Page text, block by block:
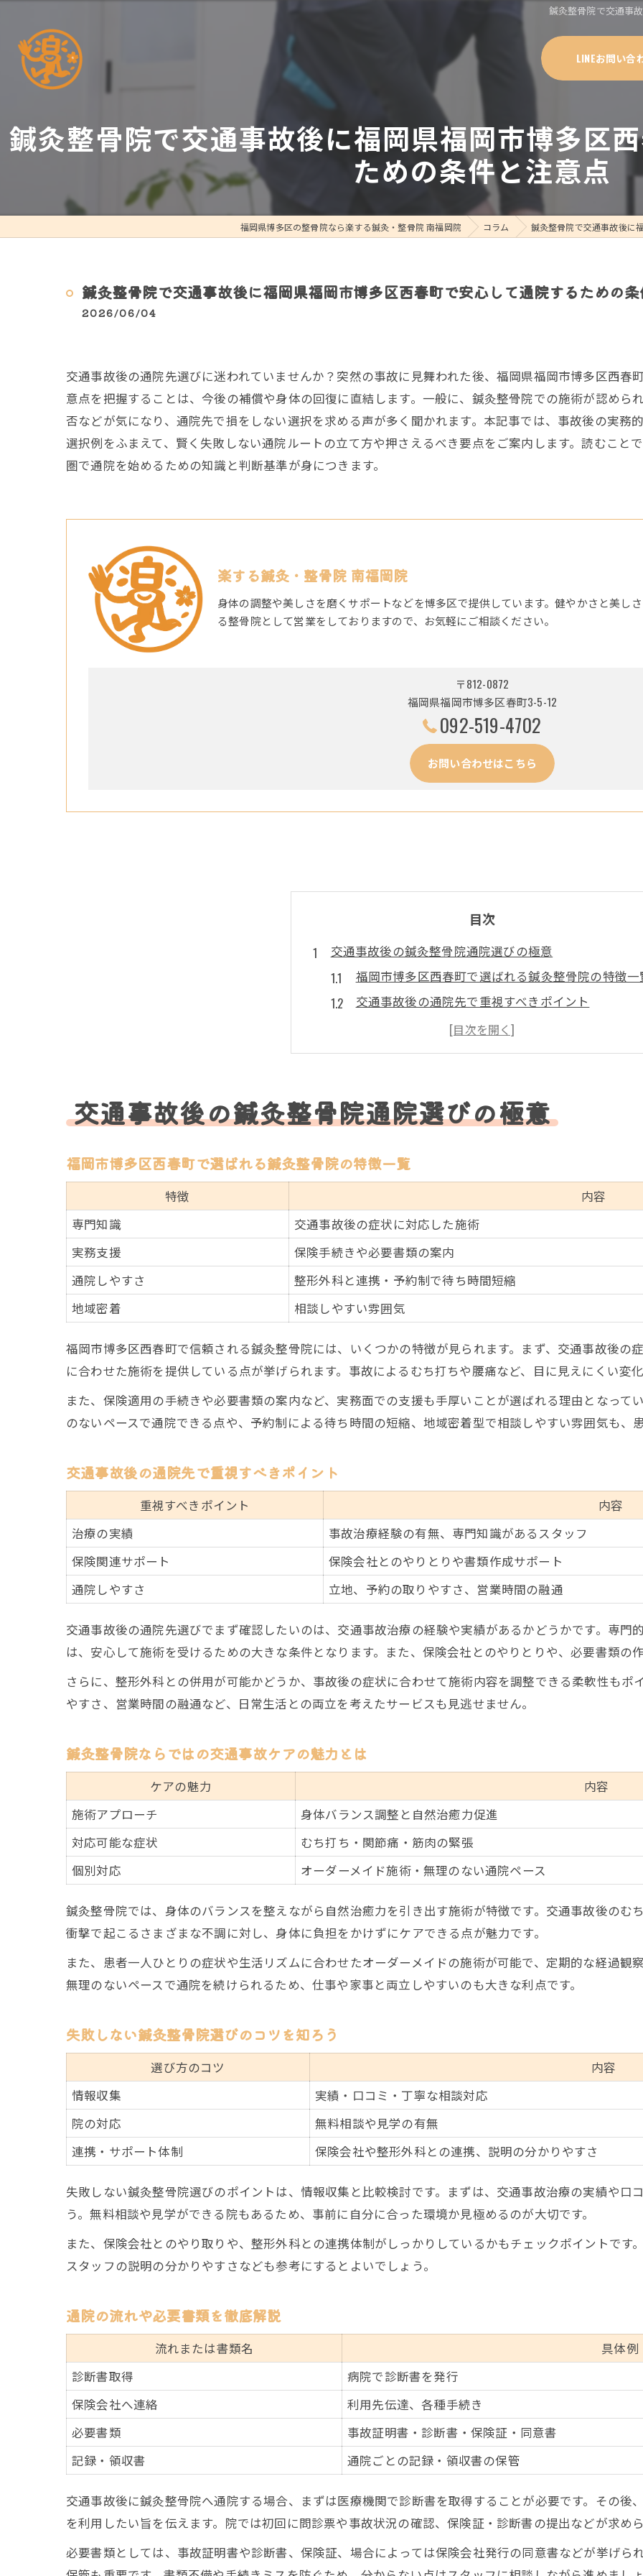
鍼灸整骨院で交通事
LINEお問い合
鍼灸整骨院で交通事故後に福岡県福岡市博多区
ための条件と注意点
福岡県博多区の整骨院なら楽する鍼灸・整骨院 南福岡院 コラム 鍼灸整骨院で交通事故後に
鍼灸整骨院で交通事故後に福岡県福岡市博多区西春町で安心して通院するための
2026/06/04
交通事故後の通院先選びに迷われていませんか？突然の事故に見舞われた後、福岡県福岡市博多区西春
意点を把握することは、今後の補償や身体の回復に直結します。一般に、鍼灸整骨院での施術が認めら
否などが気になり、通院先で損をしない選択を求める声が多く聞かれます。本記事では、事故後の実務
選択例をふまえて、賢く失敗しない通院ルートの立て方や押さえるべき要点をご案内します。読むこと
圏で通院を始めるための知識と判断基準が身につきます。
楽する鍼灸・整骨院 南福岡院
身体の調整や美しさを磨くサポートなどを博多区で提供しています。健やかさと美し
る整骨院として営業をしておりますので、お気軽にご相談ください。
〒812-0872
福岡県福岡市博多区春町3-5-12
092-519-4702
お問い合わせはこちら
目次
交通事故後の鍼灸整骨院通院選びの極意
福岡市博多区西春町で選ばれる鍼灸整骨院の特徴一
交通事故後の通院先で重視すべきポイント
鍼灸整骨院ならではの交通事故ケアの魅力とは
失敗しない鍼灸整骨院選びのコツを知ろう
西春町で安心できる交通事故ケアの要点
西春町エリアで受けられる鍼灸整骨院の施術比較
安心して通える交通事故ケアの条件とは
交通事故直後の体調変化に注意すべき理由
家族も納得できるケア選びのポイント
鍼灸整骨院のみの通院がNGとなる場合とは
鍼灸整骨院だけ通院がNGになるケース一覧
なぜ医師の診断が必要とされるのか
保険会社が認めない通院パターンに注意
整形外科との併用が求められる理由を解説
通院回数が多すぎる場合のリスクとは
整形外科と併用する通院ルートの賢い選択法
鍼灸整骨院と整形外科の通院ルート比較表
保険適用を最大限活かす方法
補償を損なわないための通院時注意ポイント
補償を確実に受けるための鍼灸整骨院利用法
通院頻度と慰謝料の関係を表で整理
保険会社対応で失敗しないコツ
通いすぎによる補償減額リスクに注意
記録に残すべき通院内容をチェック
西春町で押さえたい事故後の治療判断基準
症状や事故状況別の最適な治療法
家族の送迎にも配慮した治療選び
事故後に押さえたい地域の安全情報
交通事故後の鍼灸整骨院通院選びの極意
福岡市博多区西春町で選ばれる鍼灸整骨院の特徴一覧
特徴
内容
専門知識
交通事故後の症状に対応した施術
実務支援
保険手続きや必要書類の案内
通院しやすさ
整形外科と連携・予約制で待ち時間短縮
地域密着
相談しやすい雰囲気
福岡市博多区西春町で信頼される鍼灸整骨院には、いくつかの特徴が見られます。まず、交通事故後の
に合わせた施術を提供している点が挙げられます。事故によるむち打ちや腰痛など、目に見えにくい変
また、保険適用の手続きや必要書類の案内など、実務面での支援も手厚いことが選ばれる理由となって
のないペースで通院できる点や、予約制による待ち時間の短縮、地域密着型で相談しやすい雰囲気も、
交通事故後の通院先で重視すべきポイント
重視すべきポイント
内容
治療の実績
事故治療経験の有無、専門知識があるスタッフ
保険関連サポート
保険会社とのやりとりや書類作成サポート
通院しやすさ
立地、予約の取りやすさ、営業時間の融通
交通事故後の通院先選びでまず確認したいのは、交通事故治療の経験や実績があるかどうかです。専門
は、安心して施術を受けるための大きな条件となります。また、保険会社とのやりとりや、必要書類の
さらに、整形外科との併用が可能かどうか、事故後の症状に合わせて施術内容を調整できる柔軟性もポ
やすさ、営業時間の融通など、日常生活との両立を考えたサービスも見逃せません。
鍼灸整骨院ならではの交通事故ケアの魅力とは
ケアの魅力
内容
施術アプローチ
身体バランス調整と自然治癒力促進
対応可能な症状
むち打ち・関節痛・筋肉の緊張
個別対応
オーダーメイド施術・無理のない通院ペース
鍼灸整骨院では、身体のバランスを整えながら自然治癒力を引き出す施術が特徴です。交通事故後のむ
衝撃で起こるさまざまな不調に対し、身体に負担をかけずにケアできる点が魅力です。
また、患者一人ひとりの症状や生活リズムに合わせたオーダーメイドの施術が可能で、定期的な経過観
無理のないペースで通院を続けられるため、仕事や家事と両立しやすいのも大きな利点です。
失敗しない鍼灸整骨院選びのコツを知ろう
選び方のコツ
内容
情報収集
実績・口コミ・丁寧な相談対応
院の対応
無料相談や見学の有無
連携・サポート体制
保険会社や整形外科との連携、説明の分かりやすさ
失敗しない鍼灸整骨院選びのポイントは、情報収集と比較検討です。まずは、交通事故治療の実績や口
う。無料相談や見学ができる院もあるため、事前に自分に合った環境か見極めるのが大切です。
また、保険会社とのやり取りや、整形外科との連携体制がしっかりしているかもチェックポイントです
スタッフの説明の分かりやすさなども参考にするとよいでしょう。
通院の流れや必要書類を徹底解説
流れまたは書類名
具体例
診断書取得
病院で診断書を発行
保険会社へ連絡
利用先伝達、各種手続き
必要書類
事故証明書・診断書・保険証・同意書
記録・領収書
通院ごとの記録・領収書の保管
交通事故後に鍼灸整骨院へ通院する場合、まずは医療機関で診断書を取得することが必要です。その後
を利用したい旨を伝えます。院では初回に問診票や事故状況の確認、保険証・診断書の提出などが求め
必要書類としては、事故証明書や診断書、保険証、場合によっては保険会社発行の同意書などが挙げら
ご予約はこちら
ご予約はこちら